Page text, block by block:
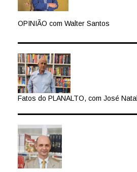
OPINIÃO com Walter Santos
Fatos do PLANALTO, com José Natal